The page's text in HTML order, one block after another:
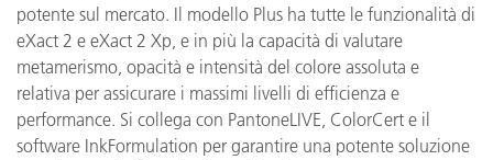
potente sul mercato. Il modello Plus ha tutte le funzionalità di
eXact 2 e eXact 2 Xp, e in più la capacità di valutare
metamerismo, opacità e intensità del colore assoluta e
relativa per assicurare i massimi livelli di efficienza e
performance. Si collega con PantoneLIVE, ColorCert e il
software InkFormulation per garantire una potente soluzione